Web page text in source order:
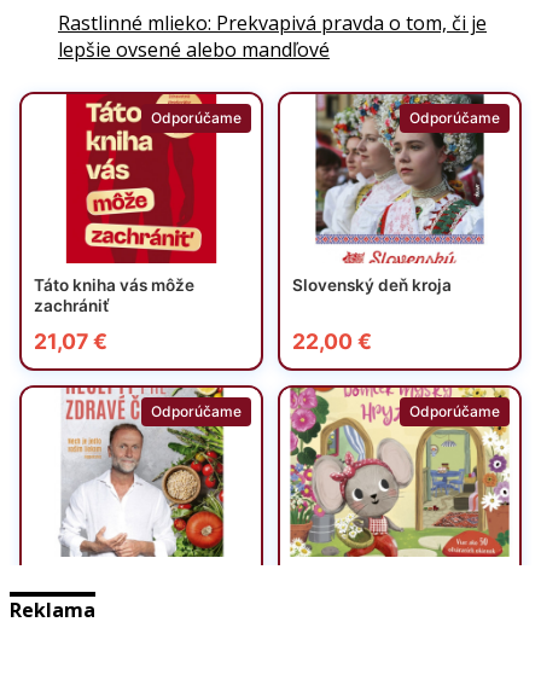
Rastlinné mlieko: Prekvapivá pravda o tom, či je
lepšie ovsené alebo mandľové
Reklama